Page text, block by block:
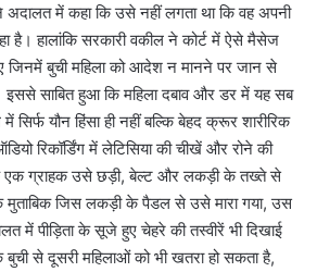
अदालत में कहा कि उसे नहीं लगता था कि वह अपनी
है। हालांकि सरकारी वकील ने कोर्ट में ऐसे मैसेज
जिनमें बुची महिला को आदेश न मानने पर जान से
इससे साबित हुआ कि महिला दबाव और डर में यह सब
यौन हिंसा ही नहीं बल्कि बेहद क्रूर शारीरिक
रिकॉर्डिंग में लेटिसिया की चीखें और रोने की
एक ग्राहक उसे छड़ी, बेल्ट और लकड़ी के तख्ते से
मुताबिक जिस लकड़ी के पैडल से उसे मारा गया, उस
में पीड़िता के सूजे हुए चेहरे की तस्वीरें भी दिखाई
से दूसरी महिलाओं को भी खतरा हो सकता है,